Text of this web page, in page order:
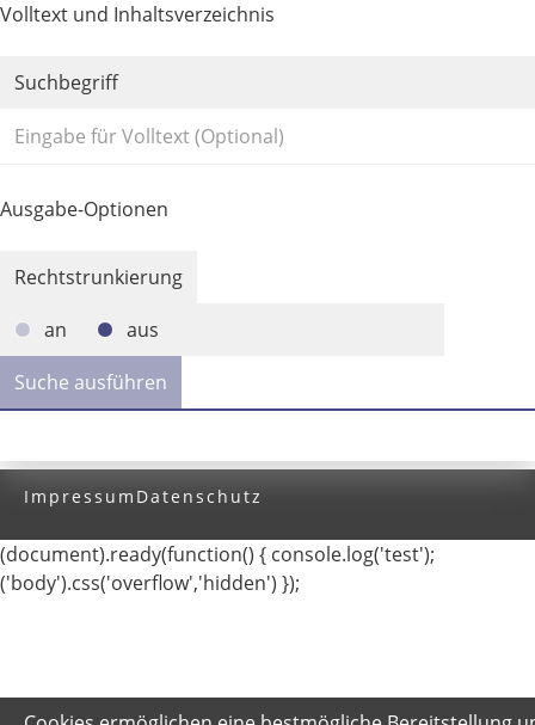
Volltext und Inhaltsverzeichnis
Suchbegriff
Ausgabe-Optionen
Rechtstrunkierung
an
aus
Impressum Datenschutz
(document).ready(function() { console.log('test');
('body').css('overflow','hidden') });